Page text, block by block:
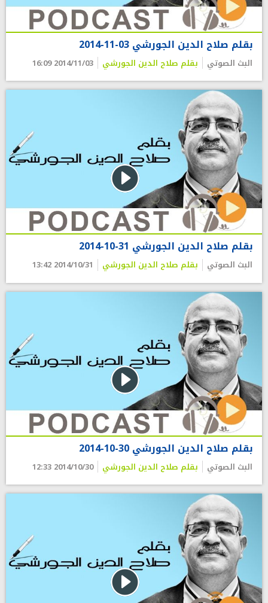
بقلم صلاح الدين الجورشي 03-11-2014
البث الصوتي بقلم صلاح الدين الجورشي 2014/11/03 16:09
بقلم صلاح الدين الجورشي 31-10-2014
البث الصوتي بقلم صلاح الدين الجورشي 2014/10/31 13:42
بقلم صلاح الدين الجورشي 30-10-2014
البث الصوتي بقلم صلاح الدين الجورشي 2014/10/30 12:33